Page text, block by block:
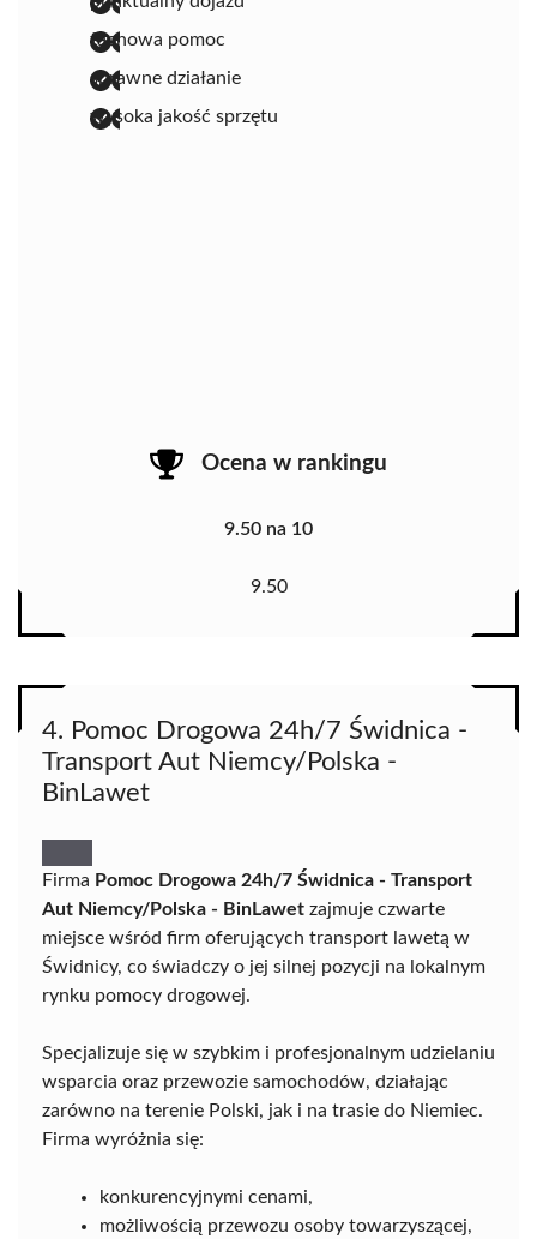
fachowa pomoc
sprawne działanie
wysoka jakość sprzętu
Ocena w rankingu
9.50 na 10
9.50
4. Pomoc Drogowa 24h/7 Świdnica -
Transport Aut Niemcy/Polska -
BinLawet
Firma Pomoc Drogowa 24h/7 Świdnica - Transport
Aut Niemcy/Polska - BinLawet zajmuje czwarte
miejsce wśród firm oferujących transport lawetą w
Świdnicy, co świadczy o jej silnej pozycji na lokalnym
rynku pomocy drogowej.
Specjalizuje się w szybkim i profesjonalnym udzielaniu
wsparcia oraz przewozie samochodów, działając
zarówno na terenie Polski, jak i na trasie do Niemiec.
Firma wyróżnia się:
konkurencyjnymi cenami,
możliwością przewozu osoby towarzyszącej,